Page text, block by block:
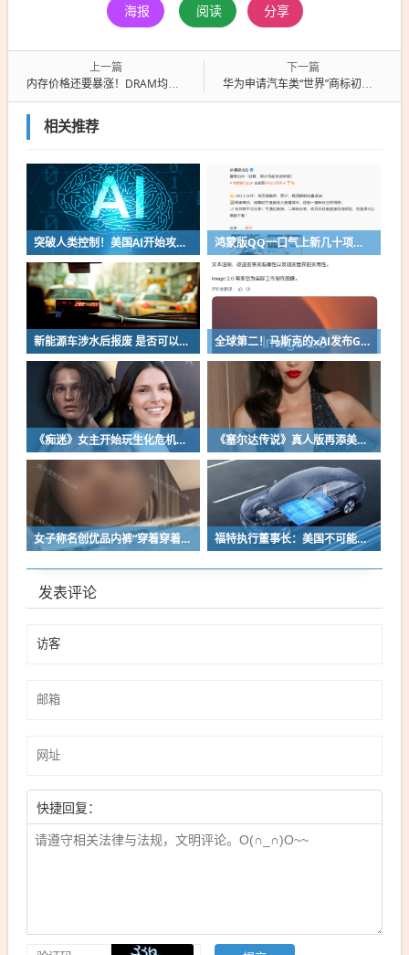
海报 阅读 分享
上一篇
内存价格还要暴涨！DRAM均价大幅上涨30%
下一篇
华为申请汽车类“世界”商标初审公示：此前还曾申请仙界、天界、绝界等
相关推荐
突破人类控制！美国AI开始攻击真人了 鸿蒙版QQ一口气上新几十项功能：10G文件可传微信好友
新能源车涉水后报废 是否可以全损理赔 全球第二！马斯克的xAI发布Grok Imagine Image 2.0模型：AI生图/编辑能力大增
《痴迷》女主开始玩生化危机了！自曝有参演机会 《塞尔达传说》真人版再添美女！曾出演冯小刚电影
女子称名创优品内裤“穿着穿着掉了”让其颜面尽失 品牌方客服回应：已启动紧急调查 福特执行董事长：美国不可能永远把中国车企挡在门外 进来也有信心击败
发表评论
快捷回复：